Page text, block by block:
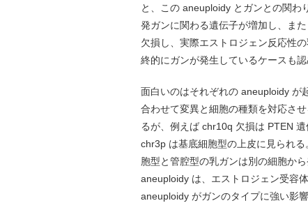
と、この aneuploidy とガンとの関
発ガンに関わる遺伝子が増加し、ま
欠損し、実際エストロジェン反応性
終的にガンが発生しているケースも認
面白いのはそれぞれの aneuploidy が
合わせて変異と細胞の種類を対応さ
るが、例えば chr10q 欠損は PTEN
chr3p は基底細胞型の上皮に見られ
胞型と管腔型の乳ガンは別の細胞か
aneuploidy は、エストロジェン受容
aneuploidy がガンのタイプに強い影